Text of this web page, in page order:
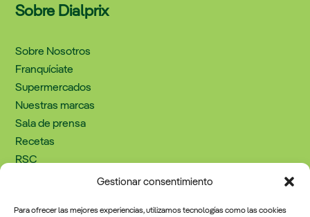
Gestionar consentimiento
Para ofrecer las mejores experiencias, utilizamos tecnologías como las cookies
Sobre Dialprix
Sobre Nosotros
Franquíciate
Supermercados
Nuestras marcas
Sala de prensa
Recetas
RSC
Trabaja con nosotros